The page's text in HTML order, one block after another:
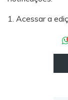
1. Acessar a